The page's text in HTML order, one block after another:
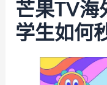
芒果TV海
学生如何